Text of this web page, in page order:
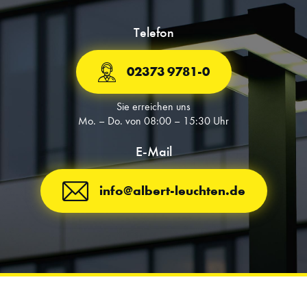
Telefon
02373 9781-0
Sie erreichen uns
Mo. – Do. von 08:00 – 15:30 Uhr
E-Mail
info@albert-leuchten.de